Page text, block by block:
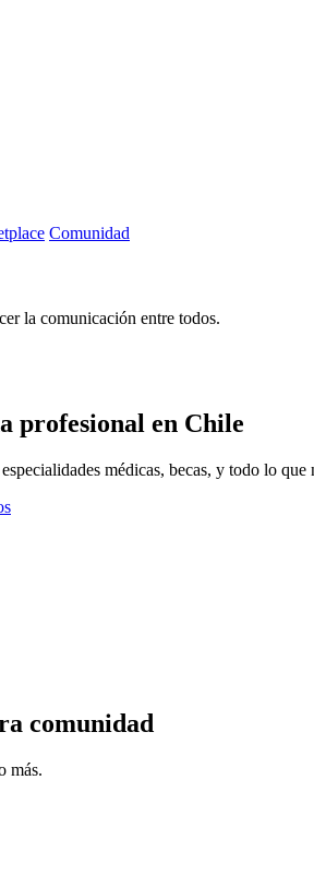
Comunidad
la comunicación entre todos.
profesional en Chile
médicas, becas, y todo lo que
comunidad
más.